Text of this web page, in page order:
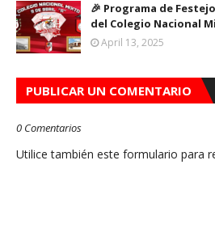
🎉 Programa de
del Colegio Nacional
April 13, 2025
PUBLICAR UN COMENTARIO
0 Comentarios
Utilice también este formulario para